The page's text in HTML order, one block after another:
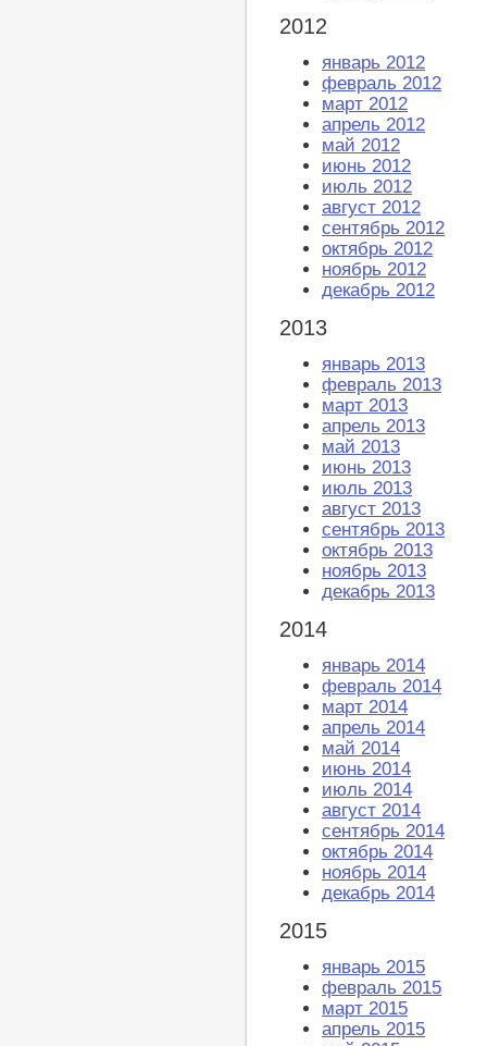
2012
январь 2012
февраль 2012
март 2012
апрель 2012
май 2012
июнь 2012
июль 2012
август 2012
сентябрь 2012
октябрь 2012
ноябрь 2012
декабрь 2012
2013
январь 2013
февраль 2013
март 2013
апрель 2013
май 2013
июнь 2013
июль 2013
август 2013
сентябрь 2013
октябрь 2013
ноябрь 2013
декабрь 2013
2014
январь 2014
февраль 2014
март 2014
апрель 2014
май 2014
июнь 2014
июль 2014
август 2014
сентябрь 2014
октябрь 2014
ноябрь 2014
декабрь 2014
2015
январь 2015
февраль 2015
март 2015
апрель 2015